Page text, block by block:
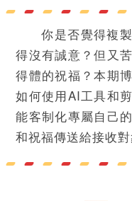
你是否覺得複
得沒有誠意？但又
得體的祝福？本期
如何使用AI工具和
能客制化專屬自己
和祝福傳送給接收對